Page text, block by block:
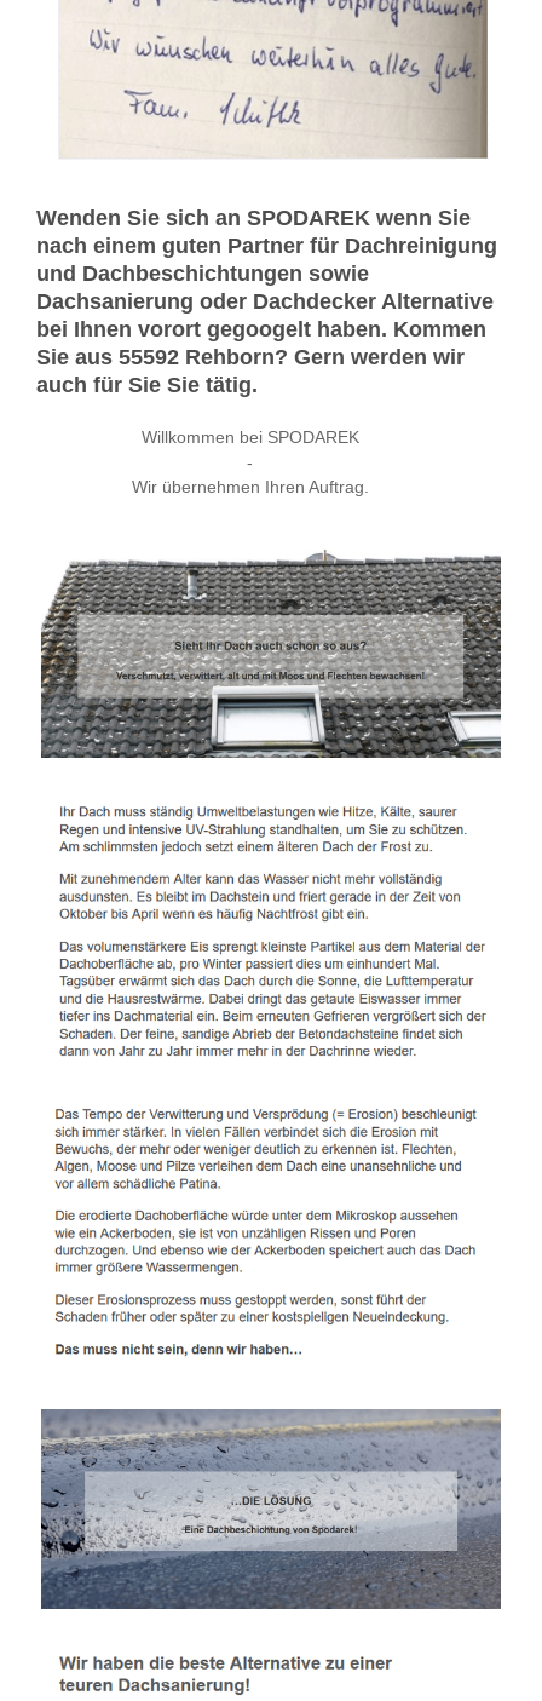
Wenden Sie sich an SPODAREK wenn Sie
nach einem guten Partner für Dachreinigung
und Dachbeschichtungen sowie
Dachsanierung oder Dachdecker Alternative
bei Ihnen vorort gegoogelt haben. Kommen
Sie aus 55592 Rehborn? Gern werden wir
auch für Sie Sie tätig.
Willkommen bei SPODAREK
-
Wir übernehmen Ihren Auftrag.